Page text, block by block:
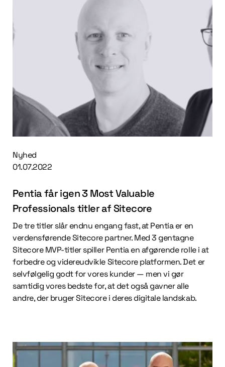
Nyhed
01.07.2022
Pentia får igen 3 Most Valuable
Professionals titler af Sitecore
De tre titler slår endnu engang fast, at Pentia er en
verdensførende Sitecore partner. Med 3 gentagne
Sitecore MVP-titler spiller Pentia en afgørende rolle i at
forbedre og videreudvikle Sitecore platformen. Det er
selvfølgelig godt for vores kunder — men vi gør
samtidig vores bedste for, at det også gavner alle
andre, der bruger Sitecore i deres digitale landskab.